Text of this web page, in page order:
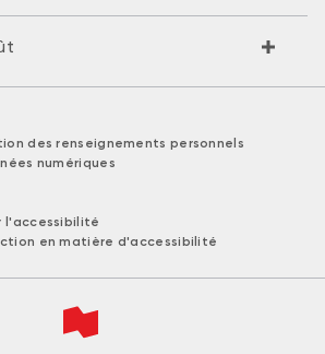
des renseignements personnels
numériques
l'accessibilité
en matière d'accessibilité